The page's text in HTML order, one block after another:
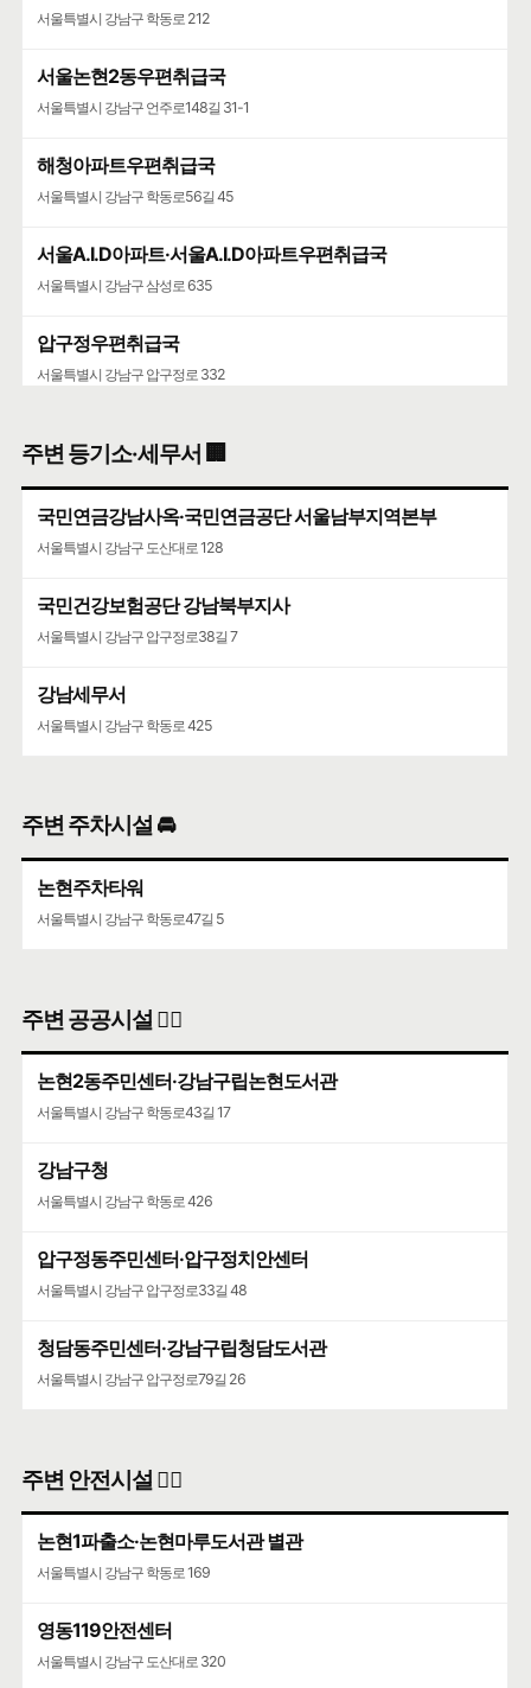
서울특별시 강남구 학동로 212
서울논현2동우편취급국
서울특별시 강남구 언주로148길 31-1
해청아파트우편취급국
서울특별시 강남구 학동로56길 45
서울A.I.D아파트·서울A.I.D아파트우편취급국
서울특별시 강남구 삼성로 635
압구정우편취급국
서울특별시 강남구 압구정로 332
서울특별시 강남구 도산대로 507
주변 등기소·세무서 🏢
국민연금강남사옥·국민연금공단 서울남부지역본부
서울특별시 강남구 도산대로 128
국민건강보험공단 강남북부지사
서울특별시 강남구 압구정로38길 7
강남세무서
서울특별시 강남구 학동로 425
주변 주차시설 🚘
논현주차타워
서울특별시 강남구 학동로47길 5
주변 공공시설 👨‍✈️
논현2동주민센터·강남구립논현도서관
서울특별시 강남구 학동로43길 17
강남구청
서울특별시 강남구 학동로 426
압구정동주민센터·압구정치안센터
서울특별시 강남구 압구정로33길 48
청담동주민센터·강남구립청담도서관
서울특별시 강남구 압구정로79길 26
주변 안전시설 👮‍♀️
논현1파출소·논현마루도서관 별관
서울특별시 강남구 학동로 169
영동119안전센터
서울특별시 강남구 도산대로 320